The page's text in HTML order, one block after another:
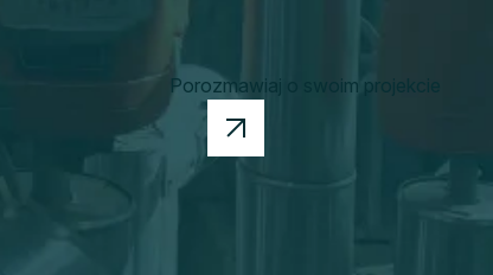
Porozmawiaj o swoim projekcie